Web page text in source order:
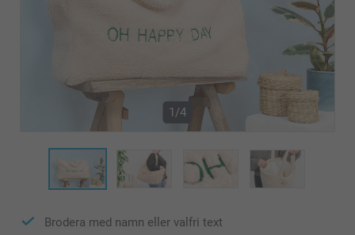
1/4
Brodera med namn eller valfri text